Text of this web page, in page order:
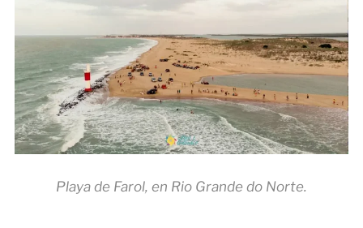
Playa de Farol, en Rio Grande do Norte.